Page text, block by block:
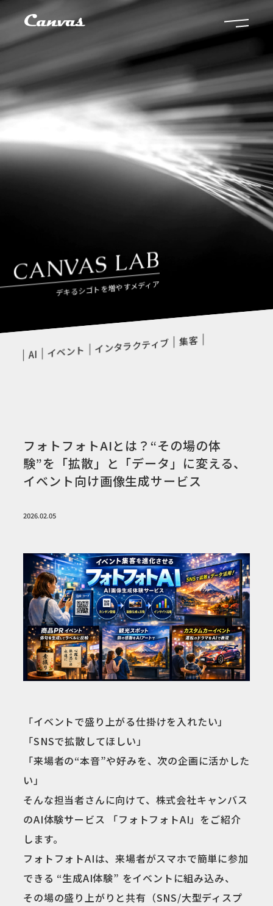
CANVAS LAB
デキるシゴトを増やすメディア
AI イベント インタラクティブ 集客
フォトフォトAIとは？“その場の体
験”を「拡散」と「データ」に変える、
イベント向け画像生成サービス
2026.02.05
「イベントで盛り上がる仕掛けを入れたい」
「SNSで拡散してほしい」
「来場者の“本音”や好みを、次の企画に活かした
い」
そんな担当者さんに向けて、株式会社キャンバス
のAI体験サービス 「フォトフォトAI」をご紹介
します。
フォトフォトAIは、来場者がスマホで簡単に参加
できる “生成AI体験” をイベントに組み込み、
その場の盛り上がりと共有（SNS/大型ディスプ